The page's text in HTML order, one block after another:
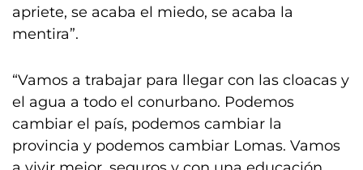
apriete, se acaba el miedo, se acaba la
mentira”.
“Vamos a trabajar para llegar con las cloacas y
el agua a todo el conurbano. Podemos
cambiar el país, podemos cambiar la
provincia y podemos cambiar Lomas. Vamos